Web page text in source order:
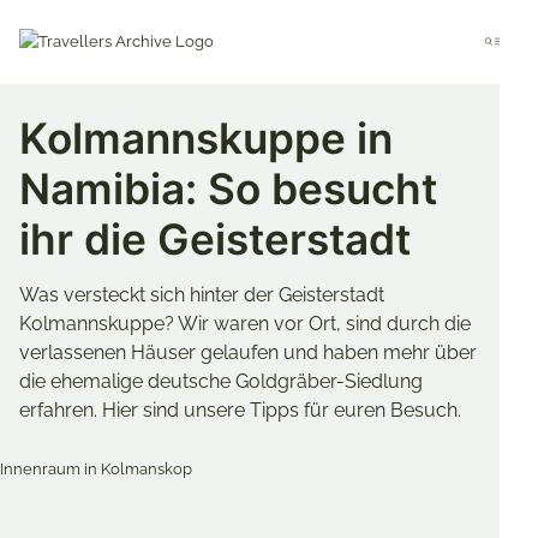
Menu
Kolmannskuppe in
Namibia: So besucht
ihr die Geisterstadt
Was versteckt sich hinter der Geisterstadt
Kolmannskuppe? Wir waren vor Ort, sind durch die
verlassenen Häuser gelaufen und haben mehr über
die ehemalige deutsche Goldgräber-Siedlung
erfahren. Hier sind unsere Tipps für euren Besuch.